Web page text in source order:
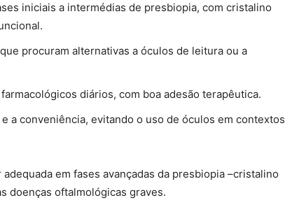
iniciais a intermédias de presbiopia, com cristalino
procuram alternativas a óculos de leitura ou a
diários, com boa adesão terapêutica.
a conveniência, evitando o uso de óculos em contextos
em fases avançadas da presbiopia –cristalino
doenças oftalmológicas graves.